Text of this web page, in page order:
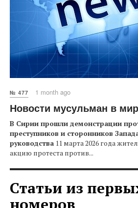
№ 477 1 month ago
Новости мусульман в
В Сирии прошли демонстрации
преступников и сторонников
руководства 11 марта 2026 года
акцию протеста против...
Статьи из